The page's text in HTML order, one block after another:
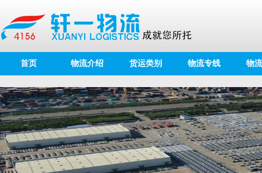
首页 物流介绍 货运类别 物流专线 物